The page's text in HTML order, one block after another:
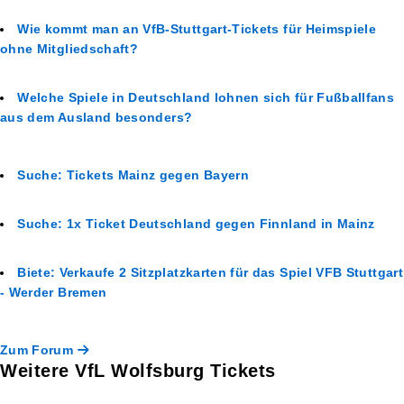
Wie kommt man an VfB-Stuttgart-Tickets für Heimspiele
ohne Mitgliedschaft?
Welche Spiele in Deutschland lohnen sich für Fußballfans
aus dem Ausland besonders?
Suche: Tickets Mainz gegen Bayern
Suche: 1x Ticket Deutschland gegen Finnland in Mainz
Biete: Verkaufe 2 Sitzplatzkarten für das Spiel VFB Stuttgart
- Werder Bremen
Zum Forum
Weitere VfL Wolfsburg Tickets